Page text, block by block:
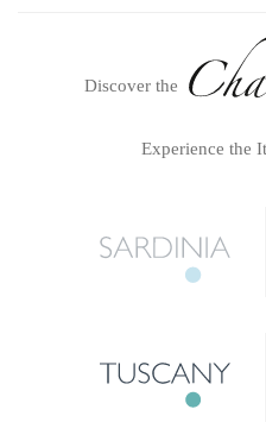
Discover the
Experience the